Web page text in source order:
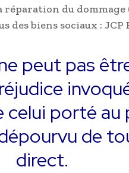
du dommage
des biens sociaux : JCP
peut pas
celui porté
de
direct.